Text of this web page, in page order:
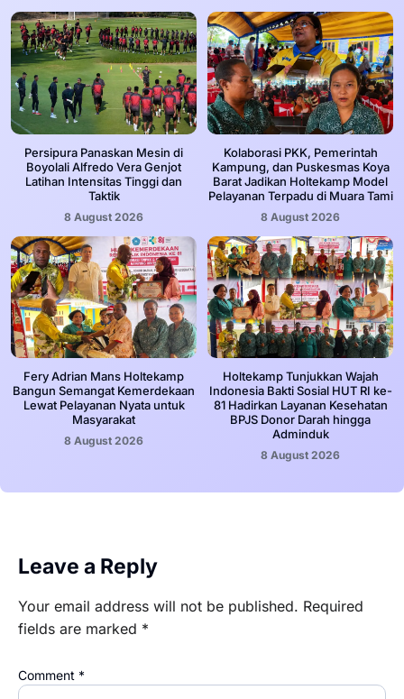
Persipura Panaskan Mesin di
Boyolali Alfredo Vera Genjot
Latihan Intensitas Tinggi dan
Taktik
8 August 2026
Kolaborasi PKK, Pemerintah
Kampung, dan Puskesmas Koya
Barat Jadikan Holtekamp Model
Pelayanan Terpadu di Muara Tami
8 August 2026
Fery Adrian Mans Holtekamp
Bangun Semangat Kemerdekaan
Lewat Pelayanan Nyata untuk
Masyarakat
8 August 2026
Holtekamp Tunjukkan Wajah
Indonesia Bakti Sosial HUT RI ke-
81 Hadirkan Layanan Kesehatan
BPJS Donor Darah hingga
Adminduk
8 August 2026
Leave a Reply
Your email address will not be published. Required
fields are marked *
Comment *